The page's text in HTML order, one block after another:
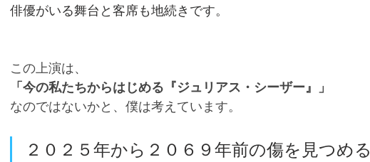
俳優がいる舞台と客席も地続きです。
この上演は、
「今の私たちからはじめる『ジュリアス・シーザー』」
なのではないかと、僕は考えています。
２０２５年から２０６９年前の傷を見つめる